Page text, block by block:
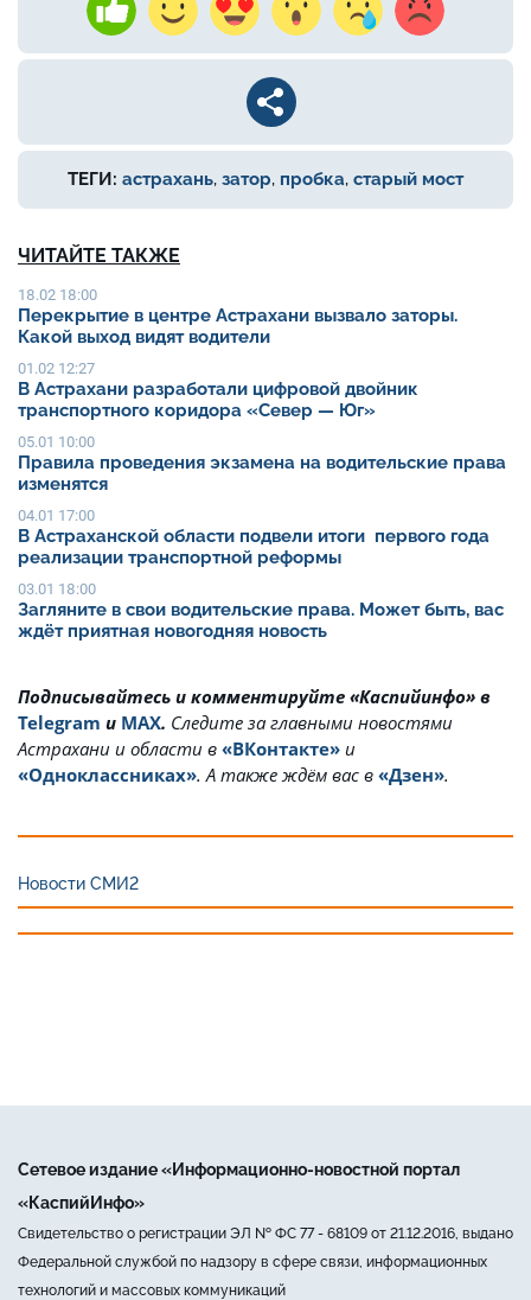
ТЕГИ: астрахань, затор, пробка, старый мост
ЧИТАЙТЕ ТАКЖЕ
18.02 18:00
Перекрытие в центре Астрахани вызвало заторы.
Какой выход видят водители
01.02 12:27
В Астрахани разработали цифровой двойник
транспортного коридора «Север — Юг»
05.01 10:00
Правила проведения экзамена на водительские права
изменятся
04.01 17:00
В Астраханской области подвели итоги первого года
реализации транспортной реформы
03.01 18:00
Загляните в свои водительские права. Может быть, вас
ждёт приятная новогодняя новость
Подписывайтесь и комментируйте «Каспийинфо» в
Telegram и MAX. Cледите за главными новостями
Астрахани и области в «ВКонтакте» и
«Одноклассниках». А также ждём вас в «Дзен».
Новости СМИ2
Сетевое издание «Информационно-новостной портал
«КаспийИнфо»
Свидетельство о регистрации ЭЛ № ФС 77 - 68109 от 21.12.2016, выдано
Федеральной службой по надзору в сфере связи, информационных
технологий и массовых коммуникаций